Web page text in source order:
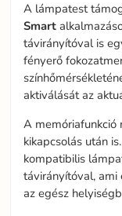
A lámpatest
Smart
távirányítóval is
fényerő
aktiválását az
A
kikapcsolás után
kompatibilis
távirányítóval,
az egész